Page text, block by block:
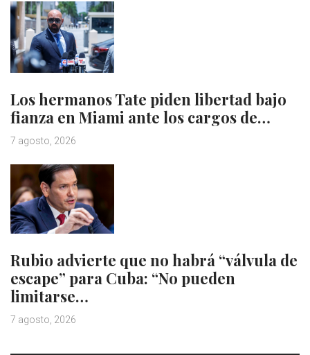
Los hermanos Tate piden libertad bajo
fianza en Miami ante los cargos de…
7 agosto, 2026
Rubio advierte que no habrá “válvula de
escape” para Cuba: “No pueden
limitarse…
7 agosto, 2026